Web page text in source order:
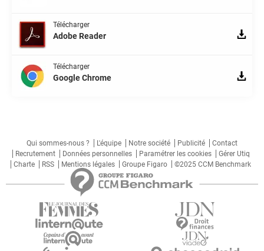
Télécharger
Adobe Reader
Télécharger
Google Chrome
Qui sommes-nous ? L'équipe Notre société Publicité
Contact
Recrutement
Données personnelles Paramétrer les cookies
Gérer Utiq
Charte
RSS Mentions légales Groupe Figaro ©2025 CCM Benchmark